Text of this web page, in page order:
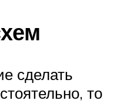
сделать
то